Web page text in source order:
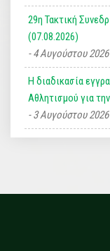
29η Τακτική
(07.08.2026)
4 Αυγούστου 2026
Η διαδικασία
Αθλητισμού για
3 Αυγούστου 2026